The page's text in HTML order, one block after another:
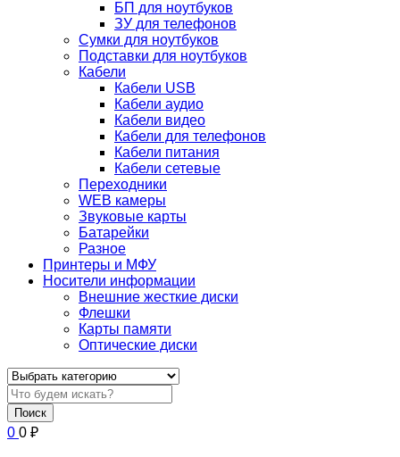
БП для ноутбуков
ЗУ для телефонов
Сумки для ноутбуков
Подставки для ноутбуков
Кабели
Кабели USB
Кабели аудио
Кабели видео
Кабели для телефонов
Кабели питания
Кабели сетевые
Переходники
WEB камеры
Звуковые карты
Батарейки
Разное
Принтеры и МФУ
Носители информации
Внешние жесткие диски
Флешки
Карты памяти
Оптические диски
Поиск
0 0 ₽